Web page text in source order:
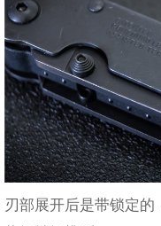
刃部展开后是带锁定